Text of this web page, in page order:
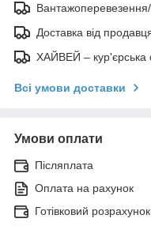
Доставка від
ХАЙВЕЙ – кур'єрська
Всі умови доставки
Умови оплати
Післяплата
Оплата на рахунок
Готівковий розрахунок